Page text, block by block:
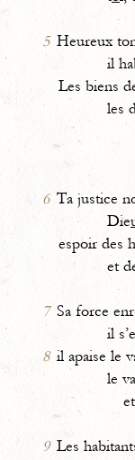
5 Heureux
il
Les biens
les
6 Ta justice
Die
espoir des
et
7 Sa force
il
8 il apaise le
le
et la
9 Les